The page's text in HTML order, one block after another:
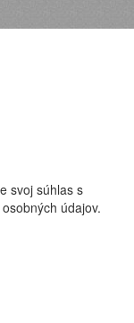
svoj súhlas s
údajov.